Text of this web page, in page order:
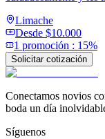
Limache
Desde $10.000
1 promoción : 15%
Solicitar cotización
Conectamos novios
boda un día
Síguenos